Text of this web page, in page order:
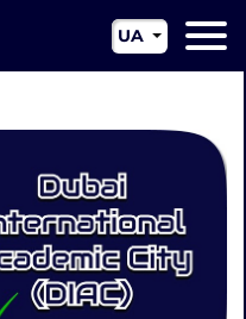
Про нас
Наші послуги
Новини
Юрисдикції
UA
EN